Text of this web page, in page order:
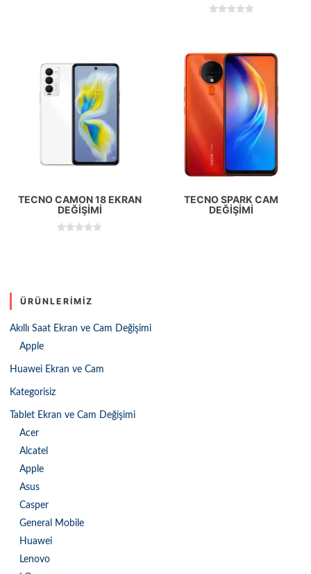
TECNO CAMON 18 EKRAN
DEĞIŞIMI
TECNO SPARK CAM
DEĞIŞIMI
ÜRÜNLERIMIZ
Akıllı Saat Ekran ve Cam Değişimi
Apple
Huawei Ekran ve Cam
Kategorisiz
Tablet Ekran ve Cam Değişimi
Acer
Alcatel
Apple
Asus
Casper
General Mobile
Huawei
Lenovo